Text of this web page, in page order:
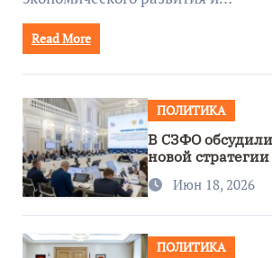
Read More
ПОЛИТИКА
В СЗФО
новой
Июн 18, 2026
ПОЛИТИКА